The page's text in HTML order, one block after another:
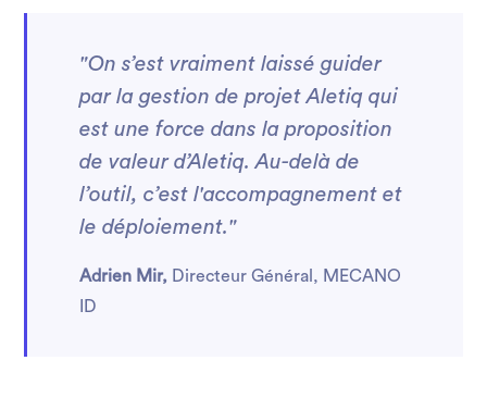
"On s’est vraiment laissé guider
par la gestion de projet Aletiq qui
est une force dans la proposition
de valeur d’Aletiq. Au-delà de
l’outil, c’est l'accompagnement et
le déploiement."
Adrien Mir, Directeur Général, MECANO
ID